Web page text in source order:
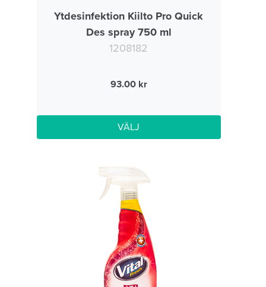
Ytdesinfektion Kiilto Pro Quick
Des spray 750 ml
1208182
93.00
VÄLJ